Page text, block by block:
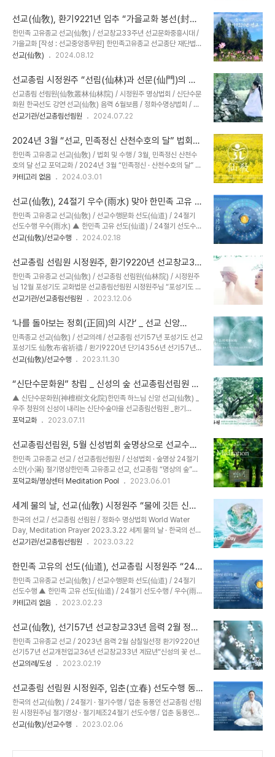
敎)..
총림 선림원(仙林院)은 지난 3월 22일 환기9222년 선기59년 선
교창교35년 을사년 ‘세계 물의 날(World Water Day)’을 맞아 선교
총림선림원 시정원주(時正原主)님 주재로 ‘세계 물의 날, 정화수기도
명상법회’를 ‘산천법회(山川法會)’로 봉행했습니다. 선교 교단은 유
엔(UN)이 정한 ‘세계 물의 날’ 제정 취지에 동참하여, 매년 세계 물의
깨..
선교(仙敎), 환기9221년 입추 “가을교화 봉선(封禪)
과 다례(茶禮)”
한민족 고유종교 선교(仙敎) / 선교창교33주년 선교문화중흥시대 /
가을교화 [작성 : 선교중앙종무원] 한민족고유종교 선교종단 재단법인
선교(仙敎)와 선교총림(仙敎叢林) 선림원(仙林院)은 환기9221년
의식과 함께 절기법회를 개최하여 갑진년 가을교화의 시작을 알렸습
니다. 선교 창교주 취정원사님의 주재로 거행된 선교창교 33주년 입
추 가을교화 봉선(封禪) 의식에서 선교총림 선림원 설립자이며 정화
수명상 창시자 시정원주님께서 다선(茶禪)을 주제로 전통다례를 하늘
에 올리는 시연을 보여주셨습니다. 선교 가을교화 내용을 실어 전합니
朴光義 聚正元師 著. 에 나오..
선교(仙敎) 2024.08.12
선교총림 시정원주 “선림(仙林)과 선문(仙門)의 역
사” 신단수문화원 한국선도 강연
선교총림 선림원(仙敎叢林仙林院) / 시정원주 명상법회 / 신단수문
화원 한국선도 강연 선교(仙敎) 음력 6월보름 / 정화수명상법회 / 신
단수문화원​선교총림선림원 시정원주님 “선림(仙林)과 선문(仙門)의
正原主), 7월 ‘신단수의 달’ 음력 6월 보름을 맞아 신단수문화원에서
정화수명상법회를 개최하고, ‘선림(仙林)과 선문(仙門)의 역사’ 주제
로 한국선도 강연을 진행. / “한국선도(韓國仙道)의 맥(脈)은 하느님
환인(桓因)의 교화 선교(仙敎)에서 비롯되어 환국(桓國)으로 전해
졌으니, 한국선도(韓國仙道)는 곧 환국선도(桓國仙道)이며 한국선
시자 취정원사께서 환기9190년 단기4..
선교기관/선교총림선림원 2024.07.22
2024년 3월 “선교, 민족정신 산천수호의 달” 법회
및 주요일정 _ 선교 신앙 공지
한민족 고유종교 선교(仙敎) / 법회 및 수행 / 3월, 민족정신 산천수
호의 달 선교 포덕교화 / 2024년 3월 “민족정신 · 산천수호의 달” 법
회 및 수행 안내환기9221년 선기58년 선교개천37년 선교창교34
七年甲辰年仙敎創始者聚正元師新年敎諭仙里三千三百基
亶在世理化正回使命 환인(桓因) 하느님의 향훈(嚮暈), 선교 교조
(仙敎敎祖) 취정원사(聚正元師)님의 교화(敎化) 아래, 선교(仙
敎) 수행대중과 선교인 모두 “내 마음속 하느님성전”에서 “천지인합
일 신성회복”을 이룹니다.출처: https://www.seongyo.kr/notice
창교 34년, 천지인합일 선..
카테고리 없음 2024.03.01
선교(仙敎), 24절기 우수(雨水) 맞아 한민족 고유 선
도(仙道)를 생활속의 선도수행으로 대중교화
한민족 고유종교 선교(仙敎) / 선교수행문화 선도(仙道) / 24절기
선도수행 우수(雨水) ▲ 한민족 고유 선도(仙道) / 24절기 선도수행
/ 우수(雨水) ▲ 한민족 고유 선도(仙道) / 선교 창교주 취정원사님
진(蘇生振)을 행해 천지각성(天地角聲) 율려(律呂)에 순응하니, 우
수일(雨水日) 우수시(雨水時)에 시작하여 경칩 전까지 매일 자시
(子時)에 수행하라. 동풍(東風)이 불어와 산천(産川)에 봄비(春雨)
내리듯 유연하게 일어나 앉아 평정운(評正韻)하고 인어수인(人於手
印)하여 궐음활생(厥陰活生)하니, 만물이 소생(蘇生)하듯 정기를
眼)의 순기(純氣)를 심중(心中..
선교(仙敎)/선교수행 2024.02.18
선교총림 선림원 시정원주, 환기9220년 선교창교33
년 포성기도 교화법문
한민족 고유종교 선교(仙敎) / 선교총림 선림원(仙林院) / 시정원주
님 12월 포성기도 교화법문 선교총림선림원 시정원주님 “포성기도 교
화법문” 환기9220년 단기4356년 선기57년 선교창교33년 선교
www.seongyo.kr/headtemple 환기9220년 선기57년 계묘년,
취정원사님의 선교 창교33년 포덕교화의 일년이 지나가고 있습니다.
이제 2023년의 마지막달 12월, 선교 교단의 포성기도 선정기간을 맞
아 기도정진하고 있을 선제선도(仙弟仙徒)들에게 따뜻한 격려와 감
사의 마음을 전합니다. 스스로의 수행을 돌아보며 “정회(正回)의 시
원사님의 교화가 충만하기를 기원합니다.​​2023년 올해..
선교기관/선교총림선림원 2023.12.06
‘나를 돌아보는 정회(正回)의 시간’ _ 선교 신앙
2023년 12월 포성기도
민족종교 선교(仙敎) / 선교의례 / 선교총림 선기57년 포성기도 선교
포성기도 仙敎布省祈禱 / 환기9220년 단기4356년 선기57년
선교창교33년 2023.12.1~12.21 선교 포성기도(仙敎布仙祈禱)※
2023.12.1 ~ 12.21※ 장소 : 선교총본산 선교총림선림원, 선교수행대
중 선가정 환인성전(桓因聖殿) 천지인성단(天地人誠檀)※ 내용 :
선교 포덕행 “포성(布省) _ 스스로의 수행을 돌아보는 재계(齋戒)의
기도” 한민족 고유종교 선교, 교단에서 실시하는 포성기도(布省祈
禱)는 매년 12월 1일에 입재하여 12월 21일에 회향합니다. 포성기도
년 계묘년 “2..
선교(仙敎)/선교수행 2023.11.30
“신단수문화원” 창립 _ 신성의 숲 선교총림선림원 선
교신행
▲ 신단수문화원(神檀樹文化院)한민족 하느님 신앙 선교(仙敎) _
우주 청원의 신성이 내리는 신단수숲마을 선교총림선림원 _환기
9220년 단기4356년 선기57년 선교창교33년 계묘년 7월, “신단
文化) 중흥에 이바지함을 목적으로 선교총림선림원 한민족고유문화
진흥원 지도하에 선인교당 선교신행회(仙敎信行會)에서 “신단수문
화원(神檀樹文化院)”을 창립했습니다. “신단수문화원”은 선교 교조
취정원사께서 교유하신 신성의숲 선교제일선문 “선림원(仙林院”)의
대중 교화선(敎化禪)의 일환으로 창립되었으며, 한민족 창세기 개천
전해온 재단법인 선교(仙敎) 산하 선교총림선림원의 선제선도들이 일
포덕교화 2023.07.11
선교총림선림원, 5월 신성법회 숲명상으로 선교수행
문화 선도(仙道) 대중교화
한민족 고유종교 선교 / 선교총림선림원 / 신성법회 · 숲명상 24절기
소만(小滿) 절기명상한민족 고유종교 선교, 선교총림 “명상의 숲”에
서 “신성법회 및 숲명상” 진행 환기9220년 선기57년 선교창교33
선림원(仙敎叢林仙林院) 주관으로, 5월 21일 소만(小滿) 절기에
선교총림 “명상의 숲”에서 “신성법회(神性法會)” 봉행과 함께 선교
수행공동체 신단수숲마을 “숲명상”을 진행했습니다. 매년 5월 “선
(仙)가정의 달”을 맞아 입하(立夏)와 소만(小滿) 절기에 봉행되는 선
교 교단 “신성법회(神性法會)”와 “신성의 숲 명상”은 선교(仙敎)의
선교의 고유한 법회의식입니다. ..
포덕교화/명상센터 Meditation Pool 2023.06.01
세계 물의 날, 선교(仙敎) 시정원주 “물에 깃든 신성 ·
선(仙)의 물결” 정화수 명상법회” 진행
한국의 선교 / 선교총림 선림원 / 정화수 명상법회 World Water
Day, Meditation Prayer 2023.3.22 세계 물의 날 · 한국의 선교
행사한국의 선교, “세계 물의 날” 맞아 “신성회복과 생명의 물” 주제로
(仙)의 물결”을 이루는 청정수행 강조 선교 창교 33년을 맞는 한국의
민족종교 재단법인 선교(仙敎, Korean traditional religion,
Seon_Gyo)와 선교총림 선림원(仙敎叢林仙林院,Seon_Gyo
headtemple, Seonlimwon)은 3월 22일 “세계 물의 날(World
water Day)”을 맞아 선교총림 시정원주(時正原主)님의 주재로
선교기관/선교총림선림원 2023.03.22
한민족 고유의 선도(仙道), 선교총림 시정원주 “24
절기 우수(雨水) 선도수행 소생진(蘇生振)” 시연 _
한국의 절기문화
한민족 고유종교 선교(仙敎) / 선교수행문화 선도(仙道) / 24절기
선도수행 ▲ 한민족 고유 선도(仙道) / 24절기 선도수행 / 우수(雨
水) ▲ 한민족 고유 선도(仙道) / 선교 창교주 취정원사님 선도법문 /
을 행해 천지각성(天地角聲) 율려(律呂)에 순응하니, 우수일(雨水
日) 우수시(雨水時)에 시작하여 경칩 전까지 매일 자시(子時)에 수
행하라. 동풍(東風)이 불어와 산천(産川)에 봄비(春雨) 내리듯 유연
하게 일어나 앉아 평정운(評正韻)하고 인어수인(人於手印)하여 궐
음활생(厥陰活生)하니, 만물이 소생(蘇生)하듯 정기를 진작(振作)
(純氣)를 심중(心中)에 품으니라 /..
카테고리 없음 2023.02.23
선교(仙敎), 선기57년 선교창교33년 음력 2월 정화
기도(靜華祈禱) _ 선교신앙
한민족 고유종교 선교 / 2023년 음력 2월 삼칠일선정 환기9220년
선기57년 선교개천입교36년 선교창교33년 계묘년“신성의 꽃 선리
화(仙理華)”를 꽃피우는 한민족 고유종교 선교(仙敎)의 음력2월선
선교총림 음력2월 선정 仙敎叢林陰曆二月禪靜韓民族固有宗敎
仙敎桓紀九二二空年仙紀五十七年仙敎開天立敎三十六年
癸卯年 陰曆二月仙敎叢林仙林院靜華祈禱三七日禪靜 민족
종교 선교총본산 / 선교총림선림원 2023년 음력 2월 삼칠일 정화기
도 안내 _ ※ 기간 : 2023.2.20.월(음2.1) ~ 2022.3.12.수(음
선교의례/도성 2023.02.19
선교총림 선림원 시정원주, 입춘(立春) 선도수행 동
풍인(東風仁) 교화
한국의 선교(仙敎) / 24절기 · 절기수행 / 입춘 동풍인 선교총림 선림
원 시정원주님 절기명상 · 절기체조24절기 선도수행 / 입춘 동풍인
立春 東風仁 민족종교 선교, 재단법인 선교(仙敎) 산하 선교총림 선
선교(仙敎)/선교수행 2023.02.06